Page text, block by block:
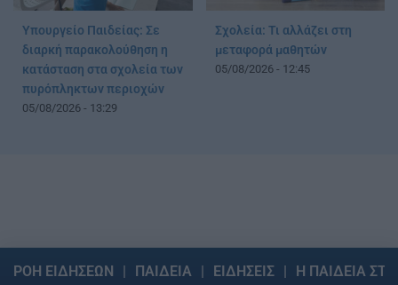
Υπουργείο Παιδείας: Σε
διαρκή παρακολούθηση η
κατάσταση στα σχολεία των
πυρόπληκτων περιοχών
05/08/2026 - 13:29
Σχολεία: Τι αλλάζει στη
μεταφορά μαθητών
05/08/2026 - 12:45
ΡΟΗ ΕΙΔΗΣΕΩΝ ΠΑΙΔΕΙΑ ΕΙΔΗΣΕΙΣ Η ΠΑΙΔΕΙΑ